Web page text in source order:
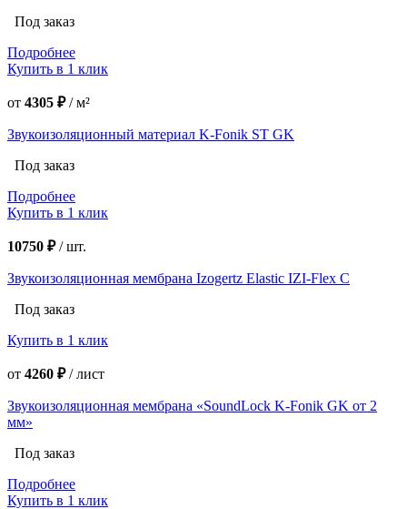
Под заказ
Подробнее
Купить в 1 клик
от 4305 ₽/м²
Звукоизоляционный материал K-Fonik ST GK
Под заказ
Подробнее
Купить в 1 клик
10750 ₽/шт.
Звукоизоляционная мембрана Izogertz Elastic IZI-Flex С
Под заказ
Купить в 1 клик
от 4260 ₽/лист
Звукоизоляционная мембрана «SoundLock K-Fonik GK от 2
мм»
Под заказ
Подробнее
Купить в 1 клик